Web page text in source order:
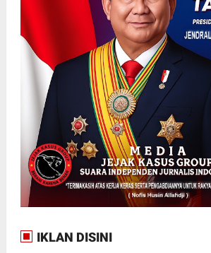
IKLAN DISINI